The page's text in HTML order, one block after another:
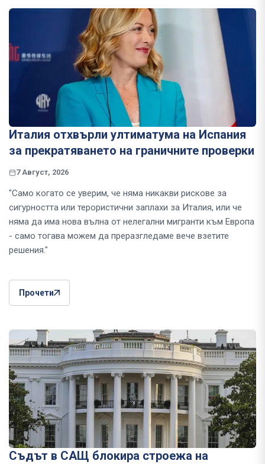
Италия отхвърли ултиматума на Испания
за прекратяването на граничните проверки
7 Август, 2026
"Само когато се уверим, че няма никакви рискове за
сигурността или терористични заплахи за Италия, или че
няма да има нова вълна от нелегални мигранти към Европа
- само тогава можем да преразгледаме вече взетите
решения."
Прочети
Съдът в САЩ блокира строежа на